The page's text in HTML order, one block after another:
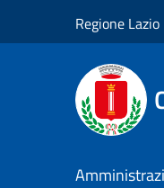
Regione Lazio